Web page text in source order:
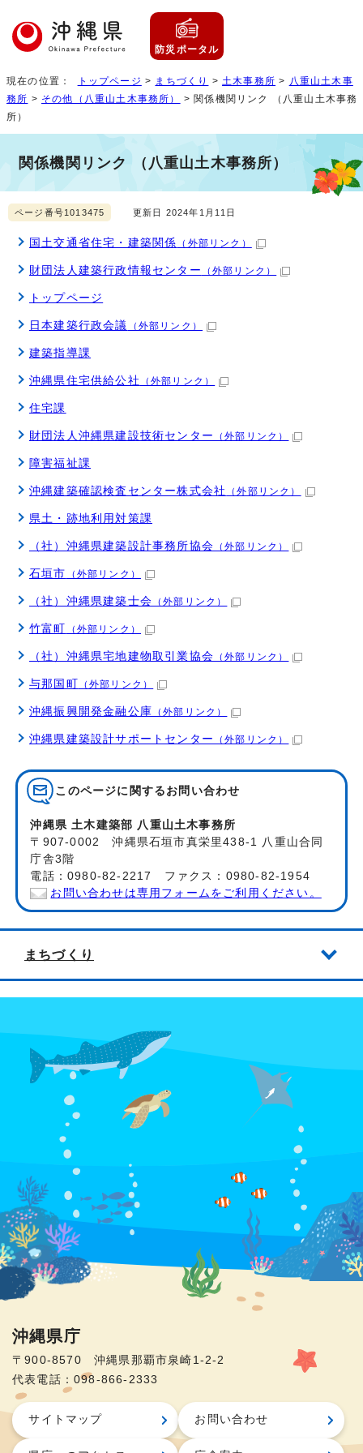
防災ポータル
現在の位置： トップページ > まちづくり >土木事務所 > 八重山土木事
務所 > その他（八重山土木事務所）
> 関係機関リンク （八重山土木事務
所）
関係機関リンク （八重山土木事務所）
ページ番号1013475 更新日 2024年1月11日
国土交通省住宅・建築関係 （外部リンク）
財団法人建築行政情報センター （外部リンク）
トップページ
日本建築行政会議 （外部リンク）
建築指導課
沖縄県住宅供給公社 （外部リンク）
住宅課
財団法人沖縄県建設技術センター （外部リンク）
障害福祉課
沖縄建築確認検査センター株式会社 （外部リンク）
県土・跡地利用対策課
（社）沖縄県建築設計事務所協会 （外部リンク）
石垣市 （外部リンク）
（社）沖縄県建築士会 （外部リンク）
竹富町 （外部リンク）
（社）沖縄県宅地建物取引業協会 （外部リンク）
与那国町 （外部リンク）
沖縄振興開発金融公庫 （外部リンク）
沖縄県建築設計サポートセンター （外部リンク）
このページに関する お問い合わせ
沖縄県 土木建築部 八重山土木事務所
〒907-0002 沖縄県石垣市真栄里438-1 八重山合同
庁舎3階
電話：0980-82-2217 ファクス：0980-82-1954
お問い合わせは専用フォームをご利用ください。
まちづくり
沖縄県庁
〒900-8570 沖縄県那覇市泉崎1-2-2
代表電話：098-866-2333
サイトマップ お問い合わせ